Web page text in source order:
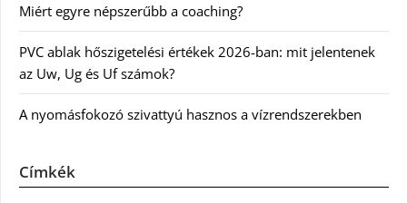
Miért egyre népszerűbb a coaching?
PVC ablak hőszigetelési értékek 2026-ban: mit jelentenek
az Uw, Ug és Uf számok?
A nyomásfokozó szivattyú hasznos a vízrendszerekben
Címkék